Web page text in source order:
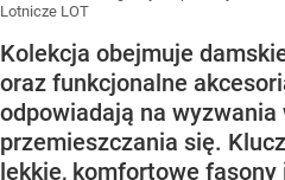
Lotnicze LOT
Kolekcja obejmuje
oraz funkcjonalne
odpowiadają na
przemieszczania się.
lekkie, komfortowe